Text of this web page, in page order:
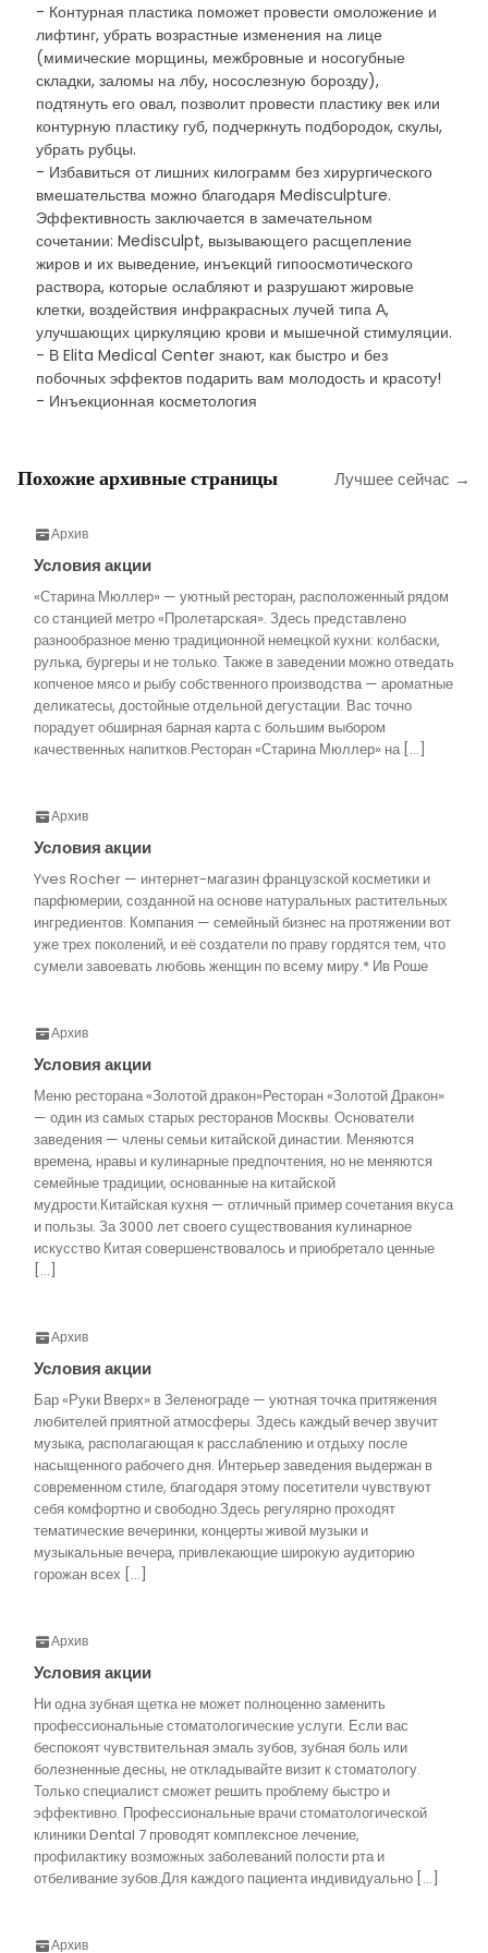
- Контурная пластика поможет провести омоложение и
лифтинг, убрать возрастные изменения на лице
(мимические морщины, межбровные и носогубные
складки, заломы на лбу, носослезную борозду),
подтянуть его овал, позволит провести пластику век или
контурную пластику губ, подчеркнуть подбородок, скулы,
убрать рубцы.
- Избавиться от лишних килограмм без хирургического
вмешательства можно благодаря Medisculpture.
Эффективность заключается в замечательном
сочетании: Medisculpt, вызывающего расщепление
жиров и их выведение, инъекций гипоосмотического
раствора, которые ослабляют и разрушают жировые
клетки, воздействия инфракрасных лучей типа А,
улучшающих циркуляцию крови и мышечной стимуляции.
- В Elita Medical Center знают, как быстро и без
побочных эффектов подарить вам молодость и красоту!
- Инъекционная косметология
Похожие архивные страницы Лучшее сейчас →
Архив
Условия акции
«Старина Мюллер» — уютный ресторан, расположенный рядом
со станцией метро «Пролетарская». Здесь представлено
разнообразное меню традиционной немецкой кухни: колбаски,
рулька, бургеры и не только. Также в заведении можно отведать
копченое мясо и рыбу собственного производства — ароматные
деликатесы, достойные отдельной дегустации. Вас точно
порадует обширная барная карта с большим выбором
качественных напитков.Ресторан «Старина Мюллер» на […]
Архив
Условия акции
Yves Rocher — интернет-магазин французской косметики и
парфюмерии, созданной на основе натуральных растительных
ингредиентов. Компания — семейный бизнес на протяжении вот
уже трех поколений, и её создатели по праву гордятся тем, что
сумели завоевать любовь женщин по всему миру.* Ив Роше
Архив
Условия акции
Меню ресторана «Золотой дракон»Ресторан «Золотой Дракон»
— один из самых старых ресторанов Москвы. Основатели
заведения — члены семьи китайской династии. Меняются
времена, нравы и кулинарные предпочтения, но не меняются
семейные традиции, основанные на китайской
мудрости.Китайская кухня — отличный пример сочетания вкуса
и пользы. За 3000 лет своего существования кулинарное
искусство Китая совершенствовалось и приобретало ценные
[…]
Архив
Условия акции
Бар «Руки Вверх» в Зеленограде — уютная точка притяжения
любителей приятной атмосферы. Здесь каждый вечер звучит
музыка, располагающая к расслаблению и отдыху после
насыщенного рабочего дня. Интерьер заведения выдержан в
современном стиле, благодаря этому посетители чувствуют
себя комфортно и свободно.Здесь регулярно проходят
тематические вечеринки, концерты живой музыки и
музыкальные вечера, привлекающие широкую аудиторию
горожан всех […]
Архив
Условия акции
Ни одна зубная щетка не может полноценно заменить
профессиональные стоматологические услуги. Если вас
беспокоят чувствительная эмаль зубов, зубная боль или
болезненные десны, не откладывайте визит к стоматологу.
Только специалист сможет решить проблему быстро и
эффективно. Профессиональные врачи стоматологической
клиники Dental 7 проводят комплексное лечение,
профилактику возможных заболеваний полости рта и
отбеливание зубов.Для каждого пациента индивидуально […]
Архив